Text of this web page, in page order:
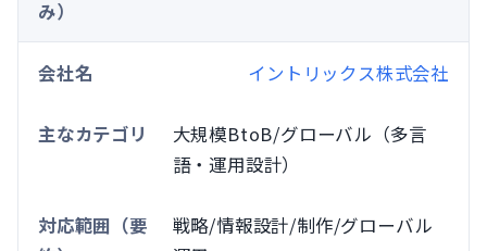
イントリックス株式会社
大規模BtoB/グローバル（多言
語・運用設計）
戦略/情報設計/制作/グローバル